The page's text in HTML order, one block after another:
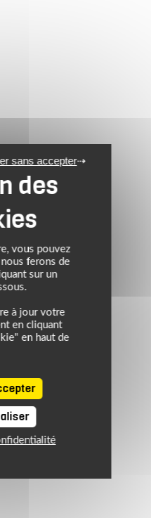
vous pouvez
ferons de
sur un
à jour votre
en cliquant
en haut de
sans accepter